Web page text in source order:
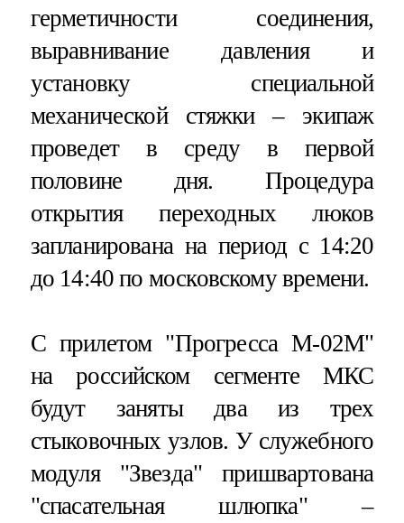
герметичности соединения,
выравнивание давления и
установку специальной
механической стяжки – экипаж
проведет в среду в первой
половине дня. Процедура
открытия переходных люков
запланирована на период с 14:20
до 14:40 по московскому времени.
С прилетом "Прогресса М-02М"
на российском сегменте МКС
будут заняты два из трех
стыковочных узлов. У служебного
модуля "Звезда" пришвартована
"спасательная шлюпка" –